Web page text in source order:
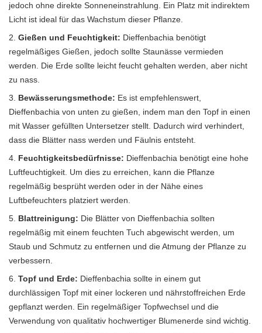
jedoch ohne direkte Sonneneinstrahlung. Ein Platz mit indirektem
Licht ist ideal für das Wachstum dieser Pflanze.
Gießen und Feuchtigkeit: Dieffenbachia benötigt
regelmäßiges Gießen, jedoch sollte Staunässe vermieden
werden. Die Erde sollte leicht feucht gehalten werden, aber nicht
zu nass.
Bewässerungsmethode: Es ist empfehlenswert,
Dieffenbachia von unten zu gießen, indem man den Topf in einen
mit Wasser gefüllten Untersetzer stellt. Dadurch wird verhindert,
dass die Blätter nass werden und Fäulnis entsteht.
Feuchtigkeitsbedürfnisse: Dieffenbachia benötigt eine hohe
Luftfeuchtigkeit. Um dies zu erreichen, kann die Pflanze
regelmäßig besprüht werden oder in der Nähe eines
Luftbefeuchters platziert werden.
Blattreinigung: Die Blätter von Dieffenbachia sollten
regelmäßig mit einem feuchten Tuch abgewischt werden, um
Staub und Schmutz zu entfernen und die Atmung der Pflanze zu
verbessern.
Topf und Erde: Dieffenbachia sollte in einem gut
durchlässigen Topf mit einer lockeren und nährstoffreichen Erde
gepflanzt werden. Ein regelmäßiger Topfwechsel und die
Verwendung von qualitativ hochwertiger Blumenerde sind wichtig.